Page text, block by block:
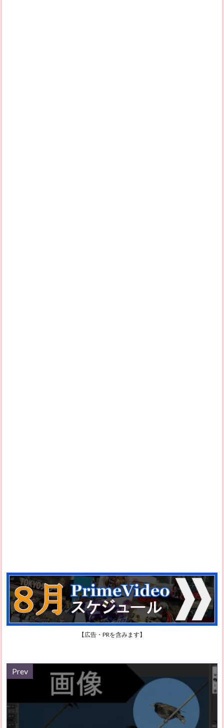
【広告・PRを含みます】
Prev